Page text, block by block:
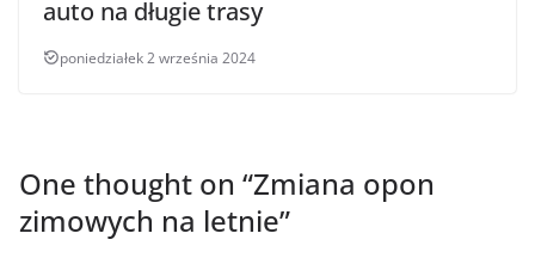
auto na długie trasy
poniedziałek 2 września 2024
One thought on “Zmiana opon
zimowych na letnie”